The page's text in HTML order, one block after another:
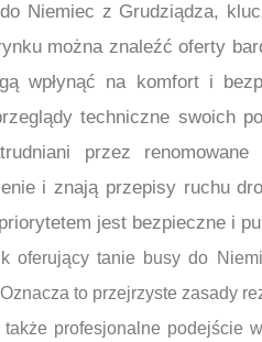
Niemiec z Grudziądza,
można znaleźć oferty
wpłynąć na komfort i
techniczne swoich
przez renomowane
i znają przepisy ruchu
jest bezpieczne i
oferujący tanie busy do
to przejrzyste zasady
profesjonalne podejście